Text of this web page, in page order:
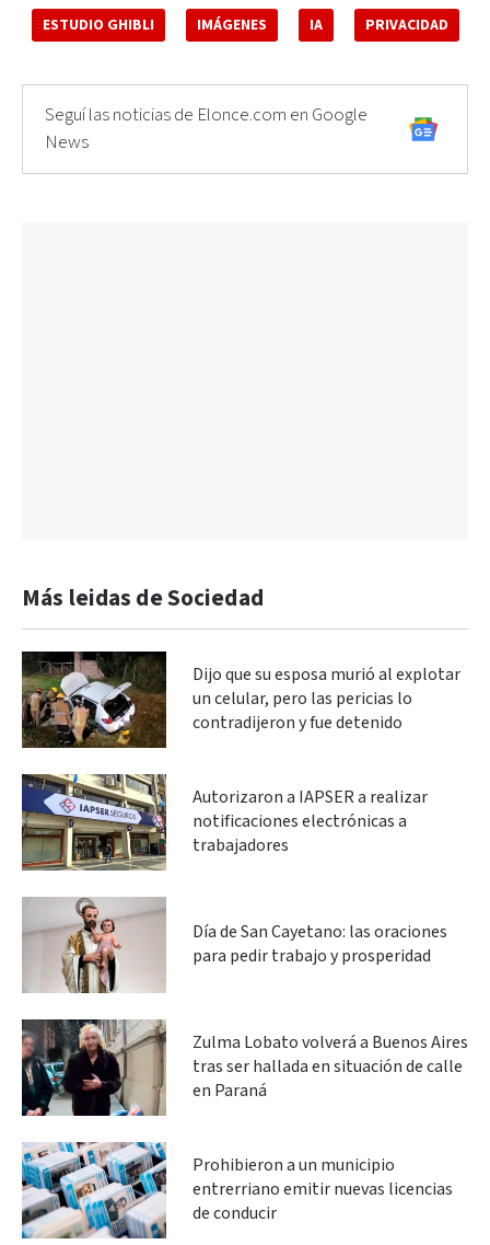
ESTUDIO GHIBLI IMÁGENES IA PRIVACIDAD
Seguí las noticias de Elonce.com en Google
News
Más leidas de Sociedad
Dijo que su esposa murió al explotar
un celular, pero las pericias lo
contradijeron y fue detenido
Autorizaron a IAPSER a realizar
notificaciones electrónicas a
trabajadores
Día de San Cayetano: las oraciones
para pedir trabajo y prosperidad
Zulma Lobato volverá a Buenos Aires
tras ser hallada en situación de calle
en Paraná
Prohibieron a un municipio
entrerriano emitir nuevas licencias
de conducir